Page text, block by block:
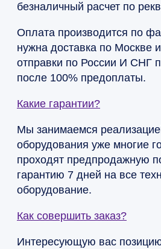
безналичный расчет по
Оплата производится по
нужна доставка по Москве
отправки по России И СНГ
после 100% предоплаты.
Какие гарантии?
Мы занимаемся
оборудования уже многие
проходят предпродажную
гарантию 7 дней на все
оборудование.
Как совершить заказ?
Интересующую вас